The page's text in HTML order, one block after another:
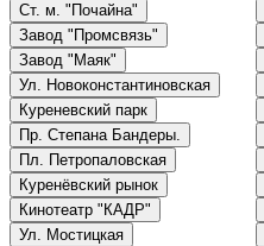
Ст. м. "Почайна"
Завод "Промсвязь"
Завод "Маяк"
Ул. Новоконстантиновская
Куреневский парк
Пр. Степана Бандеры.
Пл. Петропаловская
Куренёвский рынок
Кинотеатр "КАДР"
Ул. Мостицкая